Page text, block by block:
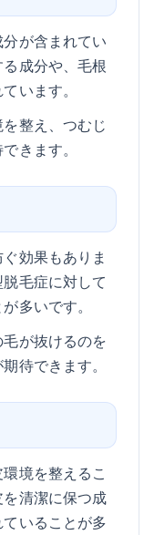
が含まれてい
成分や、毛根
います。
整え、つむじ
きます。
効果もありま
毛症に対して
多いです。
が抜けるのを
待できます。
境を整えるこ
清潔に保つ成
いることが多